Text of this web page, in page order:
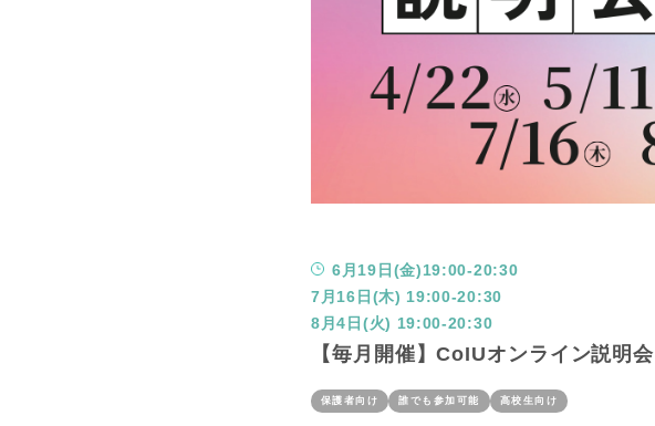
6月19日(金)19:00-20:30
7月16日(木) 19:00-20:30
8月4日(火) 19:00-20:30
【毎月開催】CoIUオンライン説明会
保護者向け 誰でも参加可能 高校生向け